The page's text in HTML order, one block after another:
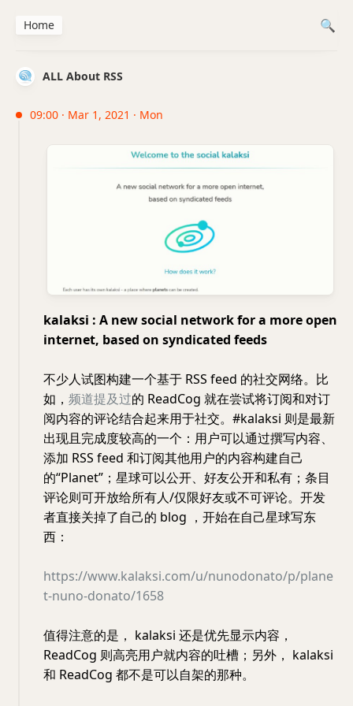
ALL About RSS
09:00 · Mar 1, 2021 · Mon
kalaksi : A new social network for a more open
internet, based on syndicated feeds
不少人试图构建一个基于 RSS feed 的社交网络。比
如， 频道提及过的 ReadCog 就在尝试将订阅和对订
阅内容的评论结合起来用于社交。#kalaksi 则是最新
出现且完成度较高的一个：用户可以通过撰写内容、
添加 RSS feed 和订阅其他用户的内容构建自己
的“Planet”；星球可以公开、好友公开和私有；条目
评论则可开放给所有人/仅限好友或不可评论。开发
者直接关掉了自己的 blog ，开始在自己星球写东
西：
https://www.kalaksi.com/u/nunodonato/p/plane
t-nuno-donato/1658
值得注意的是， kalaksi 还是优先显示内容，
ReadCog 则高亮用户就内容的吐槽；另外， kalaksi
和 ReadCog 都不是可以自架的那种。
Home